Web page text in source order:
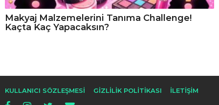
Makyaj Malzemelerini Tanıma Challenge!
Kaçta Kaç Yapacaksın?
KULLANICI SÖZLEŞMESI GIZLILIK POLITIKASI İLETIŞIM